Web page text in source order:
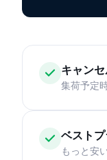
キャン
集荷予定
ベスト
もっと安